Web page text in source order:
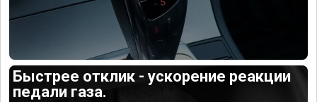
Быстрее отклик - ускорение реакции
педали газа.